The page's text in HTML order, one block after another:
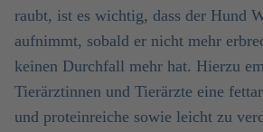
raubt, ist es wichtig, dass der Hund
aufnimmt, sobald er nicht mehr
keinen Durchfall mehr hat. Hierzu
Tierärztinnen und Tierärzte eine
und proteinreiche sowie leicht zu